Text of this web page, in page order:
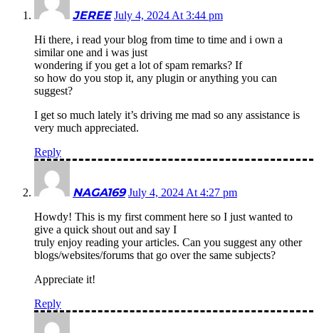
JEREE July 4, 2024 At 3:44 pm
Hi there, i read your blog from time to time and i own a
similar one and i was just
wondering if you get a lot of spam remarks? If
so how do you stop it, any plugin or anything you can
suggest?
I get so much lately it’s driving me mad so any assistance is
very much appreciated.
Reply
NAGA169 July 4, 2024 At 4:27 pm
Howdy! This is my first comment here so I just wanted to
give a quick shout out and say I
truly enjoy reading your articles. Can you suggest any other
blogs/websites/forums that go over the same subjects?
Appreciate it!
Reply